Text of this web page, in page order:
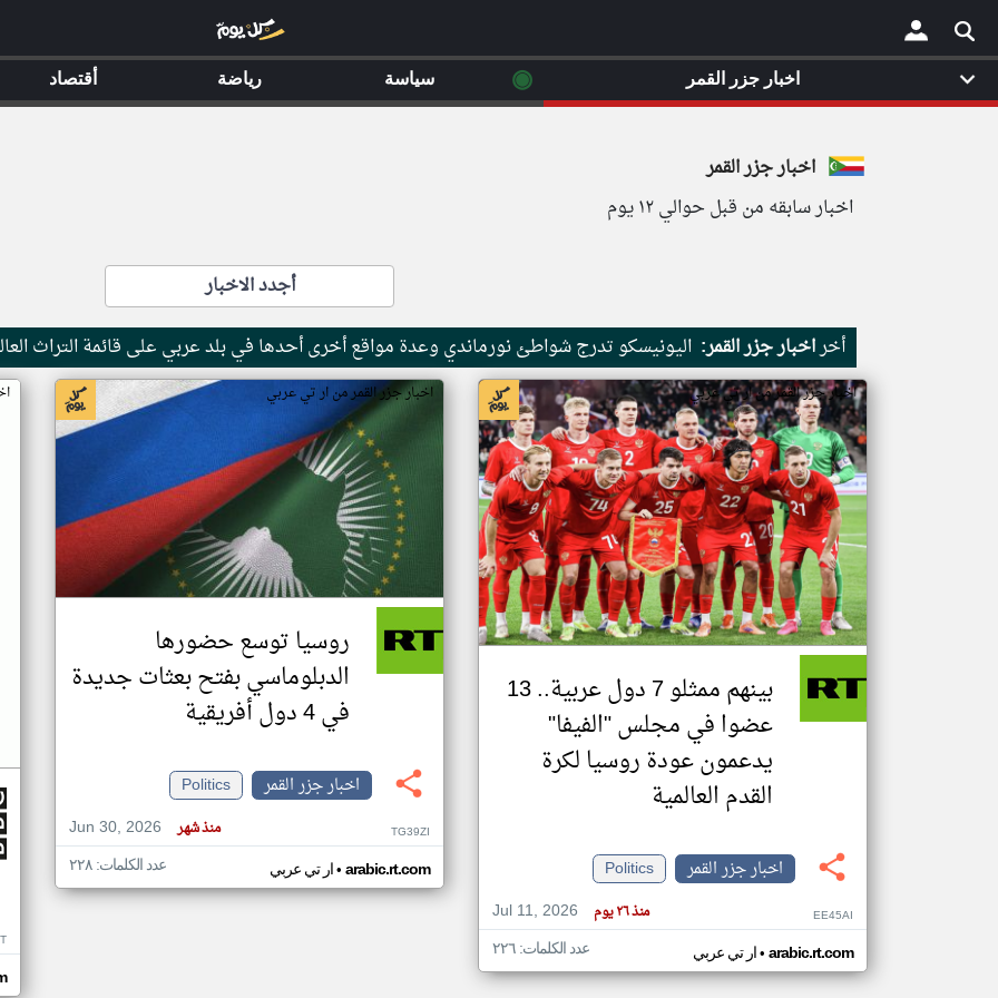
×
اخبار جزر القمر
اخبار سابقه من قبل حوالي ١٢ يوم
أجدد الاخبار
أخراخبار جزر القمر: اليونيسكو تدرج شواطئ نورماندي وعدة مواقع أخرى أحدها في بلد عربي على قائمة التراث
اخبار جزر القمر من ار تي عربي
بينهم ممثلو 7 دول عربية.. 13
عضوا في مجلس "الفيفا"
يدعمون عودة روسيا لكرة
القدم العالمية
اخبار جزر القمر
Politics
Jul 11, 2026
منذ ٢٦ يوم EE45AI
ار تي عربي• arabic.rt.com عدد الكلمات: ٢٢٦
اخبار جزر القمر من ار تي عربي
روسيا توسع حضورها
الدبلوماسي بفتح بعثات جديدة
في 4 دول أفريقية
اخبار جزر القمر
Politics
Jun 30, 2026
منذ شهر TG39ZI
ار تي عربي• arabic.rt.com عدد الكلمات: ٢٢٨
اخبار جزر القمر ◉ سياسة رياضة أقتصاد